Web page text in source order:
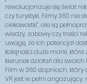
rewolucjonizuje się świat
czy turystyki. Filmy 360 nie
ciekawostki”, ale są
wiedzy, zabawy czy treści
uwagę, że ich potencjał
kolejności duże marki,
kierunek działań dla swoich
Film w 360 stopniach, który
VR jest w pełni